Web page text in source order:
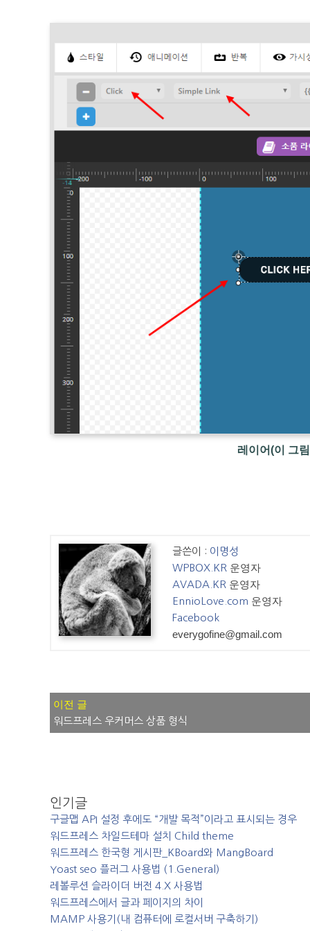
레이어(이 그
글쓴이 : 이명성
WPBOX.KR 운영자
AVADA.KR 운영자
EnnioLove.com 운영자
Facebook
everygofine@gmail.com
글
내
이
션
워드프레스 우커머스 상품 형식
인기글
구글맵 API 설정 후에도 “개발 목적”이라고 표시되는 경우
워드프레스 차일드테마 설치 Child theme
워드프레스 한국형 게시판_KBoard와 MangBoard
Yoast seo 플러그 사용법 (1.General)
레볼루션 슬라이더 버전 4.X 사용법
워드프레스에서 글과 페이지의 차이
MAMP 사용기(내 컴퓨터에 로컬서버 구축하기)